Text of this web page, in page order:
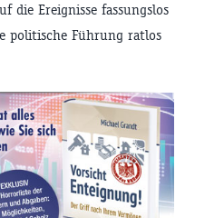
die Ereignisse fassungslos
politische Führung ratlos